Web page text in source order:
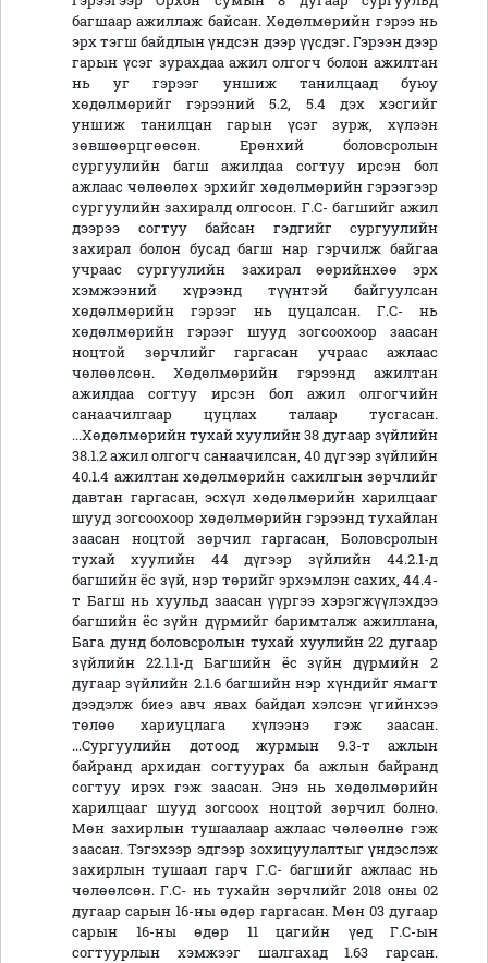
багшаар ажиллаж байсан. Хөдөлмөрийн гэрээ нь
эрх тэгш байдлын үндсэн дээр үүсдэг. Гэрээн дээр
гарын үсэг зурахдаа ажил олгогч болон ажилтан
нь уг гэрээг уншиж танилцаад буюу
хөдөлмөрийг гэрээний 5.2, 5.4 дэх хэсгийг
уншиж танилцан гарын үсэг зурж, хүлээн
зөвшөөрцгөөсөн. Ерөнхий боловсролын
сургуулийн багш ажилдаа согтуу ирсэн бол
ажлаас чөлөөлөх эрхийг хөдөлмөрийн гэрээгээр
сургуулийн захиралд олгосон. Г.С- багшийг ажил
дээрээ согтуу байсан гэдгийг сургуулийн
захирал болон бусад багш нар гэрчилж байгаа
учраас сургуулийн захирал өөрийнхөө эрх
хэмжээний хүрээнд түүнтэй байгуулсан
хөдөлмөрийн гэрээг нь цуцалсан. Г.С- нь
хөдөлмөрийн гэрээг шууд зогсоохоор заасан
ноцтой зөрчлийг гаргасан учраас ажлаас
чөлөөлсөн. Хөдөлмөрийн гэрээнд ажилтан
ажилдаа согтуу ирсэн бол ажил олгогчийн
санаачилгаар цуцлах талаар тусгасан.
...Хөдөлмөрийн тухай хуулийн 38 дугаар зүйлийн
38.1.2 ажил олгогч санаачилсан, 40 дүгээр зүйлийн
40.1.4 ажилтан хөдөлмөрийн сахилгын зөрчлийг
давтан гаргасан, эсхүл хөдөлмөрийн харилцааг
шууд зогсоохоор хөдөлмөрийн гэрээнд тухайлан
заасан ноцтой зөрчил гаргасан, Боловсролын
тухай хуулийн 44 дүгээр зүйлийн 44.2.1-д
багшийн ёс зүй, нэр төрийг эрхэмлэн сахих, 44.4-
т Багш нь хуульд заасан үүргээ хэрэгжүүлэхдээ
багшийн ёс зүйн дүрмийг баримталж ажиллана,
Бага дунд боловсролын тухай хуулийн 22 дугаар
зүйлийн 22.1.1-д Багшийн ёс зүйн дүрмийн 2
дугаар зүйлийн 2.1.6 багшийн нэр хүндийг ямагт
дээдэлж биеэ авч явах байдал хэлсэн үгийнхээ
төлөө хариуцлага хүлээнэ гэж заасан.
...Сургуулийн дотоод журмын 9.3-т ажлын
байранд архидан согтуурах ба ажлын байранд
согтуу ирэх гэж заасан. Энэ нь хөдөлмөрийн
харилцааг шууд зогсоох ноцтой зөрчил болно.
Мөн захирлын тушаалаар ажлаас чөлөөлнө гэж
заасан. Тэгэхээр эдгээр зохицуулалтыг үндэслэж
захирлын тушаал гарч Г.С- багшийг ажлаас нь
чөлөөлсөн. Г.С- нь тухайн зөрчлийг 2018 оны 02
дугаар сарын 16-ны өдөр гаргасан. Мөн 03 дугаар
сарын 16-ны өдөр 11 цагийн үед Г.С-ын
согтуурлын хэмжээг шалгахад 1.63 гарсан.